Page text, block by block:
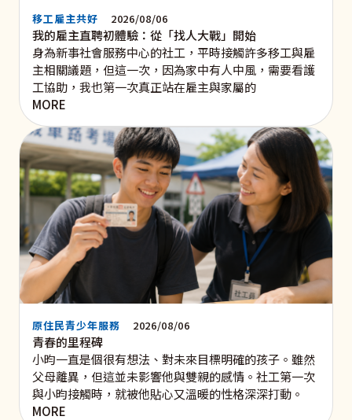
移工雇主共好 2026/08/06
我的雇主直聘初體驗：從「找人大戰」開始
身為新事社會服務中心的社工，平時接觸許多移工與雇
主相關議題，但這一次，因為家中有人中風，需要看護
工協助，我也第一次真正站在雇主與家屬的
MORE
原住民青少年服務 2026/08/06
青春的里程碑
小昀一直是個很有想法、對未來目標明確的孩子。雖然
父母離異，但這並未影響他與雙親的感情。社工第一次
與小昀接觸時，就被他貼心又溫暖的性格深深打動。
MORE